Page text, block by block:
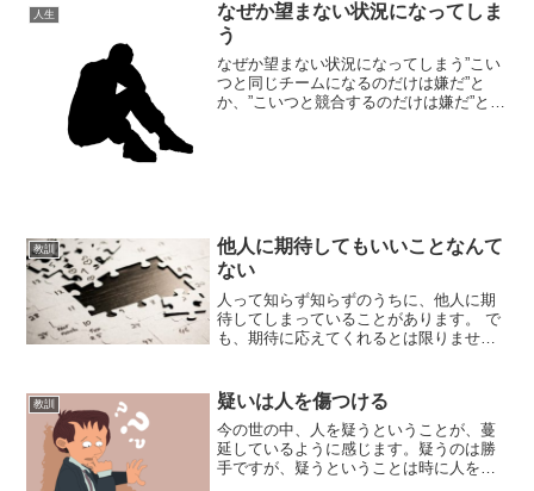
人生
なぜか望まない状況になってしま
う
なぜか望まない状況になってしまう”こい
つと同じチームになるのだけは嫌だ”と
か、”こいつと競合するのだけは嫌だ”とい
教訓
他人に期待してもいいことなんて
ない
人って知らず知らずのうちに、他人に期
待してしまっていることがあります。 で
も、期待に応えてくれるとは限りませ
ね。他人への期待＝自分の願望他人への
期待は、自分の願望です。...
教訓 疑いは人を傷つける
今の世の中、人を疑うということが、蔓
延しているように感じます。疑うのは勝
手ですが、疑うということは時に人を傷